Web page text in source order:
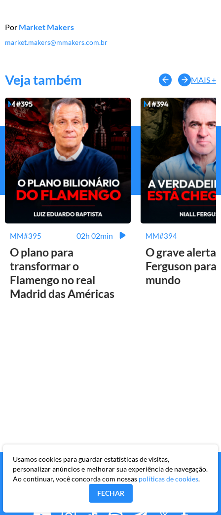
Por Market Makers
market.makers@mmakers.com.br
Veja também MAIS +
MM#395 02h 02min
O plano para
transformar o
Flamengo no real
Madrid das Américas
MM#394
O grave alerta
Ferguson para
mundo
Usamos cookies para guardar estatísticas de visitas,
personalizar anúncios e melhorar sua experiência de navegação.
Ao continuar, você concorda com nossas políticas de cookies.
FECHAR